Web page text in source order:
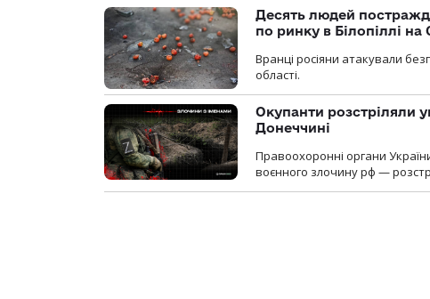
Десять людей
по ринку в Білопіллі
Вранці росіяни атакували
області.
Окупанти розстріляли
Донеччині
Правоохоронні органи
воєнного злочину рф —